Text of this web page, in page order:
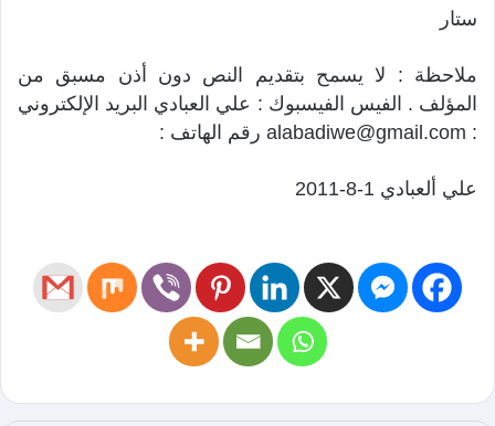
ستار
ملاحظة : لا يسمح بتقديم النص دون أذن مسبق من
المؤلف . الفيس الفيسبوك : علي العبادي البريد الإلكتروني
: alabadiwe@gmail.com رقم الهاتف :
علي ألعبادي 1-8-2011